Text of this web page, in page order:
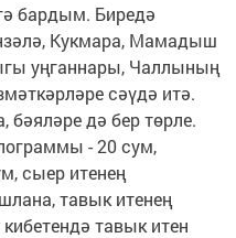
бардым. Биредә
Кукмара, Мамадыш
уңганнары, Чаллының
сәүдә итә.
дә бер төрле.
- 20 сум,
сыер итенең
тавык итенең
тавык итен